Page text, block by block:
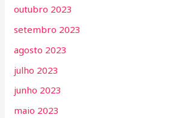
outubro 2023
setembro 2023
agosto 2023
julho 2023
junho 2023
maio 2023